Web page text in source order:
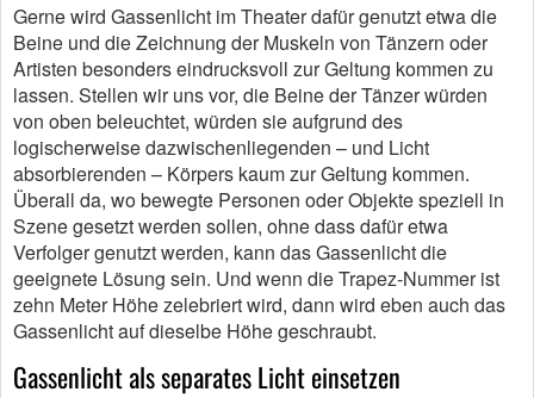
Gerne wird Gassenlicht im Theater dafür genutzt etwa die
Beine und die Zeichnung der Muskeln von Tänzern oder
Artisten besonders eindrucksvoll zur Geltung kommen zu
lassen. Stellen wir uns vor, die Beine der Tänzer würden
von oben beleuchtet, würden sie aufgrund des
logischerweise dazwischenliegenden – und Licht
absorbierenden – Körpers kaum zur Geltung kommen.
Überall da, wo bewegte Personen oder Objekte speziell in
Szene gesetzt werden sollen, ohne dass dafür etwa
Verfolger genutzt werden, kann das Gassenlicht die
geeignete Lösung sein. Und wenn die Trapez-Nummer ist
zehn Meter Höhe zelebriert wird, dann wird eben auch das
Gassenlicht auf dieselbe Höhe geschraubt.
Gassenlicht als separates Licht einsetzen